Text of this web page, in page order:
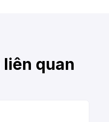
liên quan